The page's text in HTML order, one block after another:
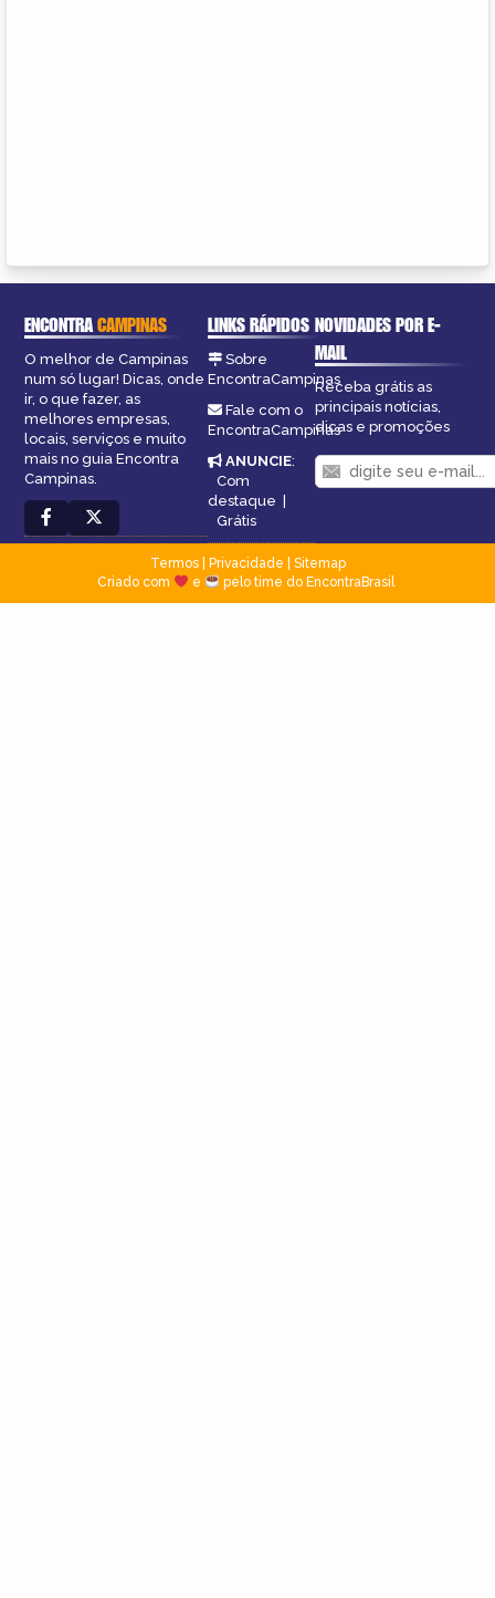
ENCONTRACAMPINAS
O melhor de Campinas
num só lugar! Dicas, onde
ir, o que fazer, as
melhores empresas,
locais, serviços e muito
mais no guia Encontra
Campinas.
LINKS RÁPIDOS
Sobre
EncontraCampinas
Fale com o
EncontraCampinas
ANUNCIE:
Com
destaque |
Grátis
NOVIDADES POR E-
MAIL
Receba grátis as
principais notícias,
dicas e promoções
Termos| Privacidade
Sitemap
Criado com
e pelo time do EncontraBrasil